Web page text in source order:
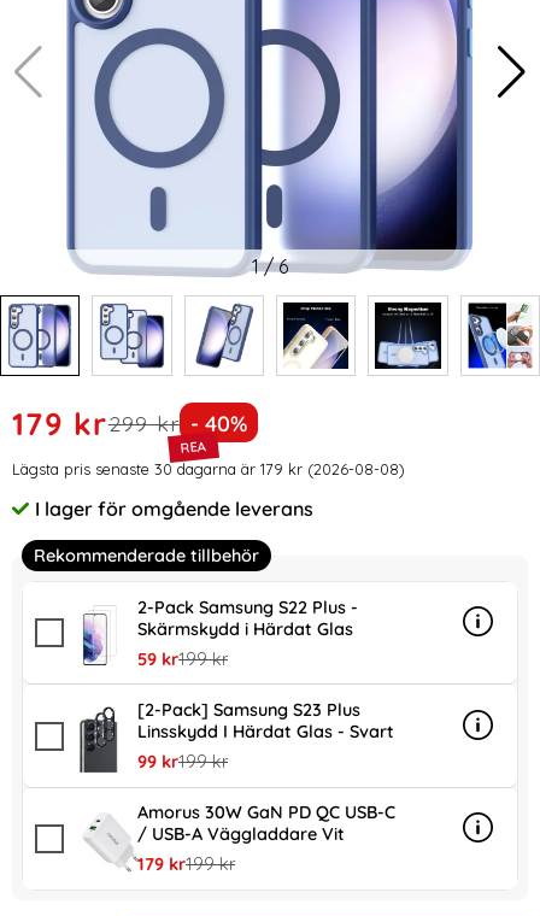
1/6
Handla denna produkt ColorPop Samsung Galaxy S23
rea pris
179 krtidigare pris
299 kr Priset är nedsatt med
- 40%
Prishistorik
Lägsta pris senaste 30 dagarna är 179 kr (2026-08-08)
Tillgänglighet:
I lager för omgående leverans
Rekommenderade tillbehör
2-Pack Samsung S22 Plus -
Skärmskydd i Härdat Glas
rea pris
59 krtidigare pris
199 kr
Info
mer
[2-Pack] Samsung S23 Plus
Linsskydd I Härdat Glas - Svart
rea pris
99 krtidigare pris
199 kr
Info
mer
Amorus 30W GaN PD QC USB-C
/ USB-A Väggladdare Vit
rea pris
179 krtidigare pris
199 kr
Info
mer